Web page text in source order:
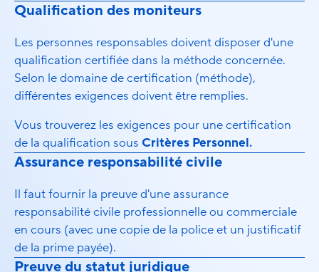
Qualification des moniteurs
Les personnes responsables doivent disposer d'une
qualification certifiée dans la méthode concernée.
Selon le domaine de certification (méthode),
différentes exigences doivent être remplies.
Vous trouverez les exigences pour une certification
de la qualification sous Critères Personnel.
Assurance responsabilité civile
Il faut fournir la preuve d'une assurance
responsabilité civile professionnelle ou commerciale
en cours (avec une copie de la police et un justificatif
de la prime payée).
Preuve du statut juridique